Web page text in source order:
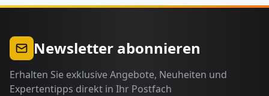
Newsletter abonnieren
Erhalten Sie exklusive Angebote, Neuheiten und
Expertentipps direkt in Ihr Postfach